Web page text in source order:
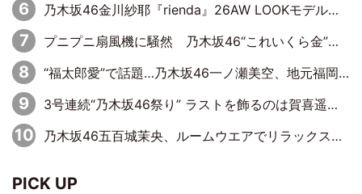
乃木坂46金川紗耶『rienda』26AW LOOKモデルに就任
プニプニ扇風機に騒然 乃木坂46“これいくら金”延長中は今回もわちゃわちゃ全開
“福太郎愛”で話題…乃木坂46一ノ瀬美空、地元福岡『めんべい25周年トップサポーター』に就任
3号連続“乃木坂46祭り” ラストを飾るのは賀喜遥香…5年ぶりの登場に「5年分大人になった私を見ていただけたら」
乃木坂46五百城茉央、ルームウエアでリラックス「今回のグラビアを見て成長を感じていただけるとうれしい」
PICK UP